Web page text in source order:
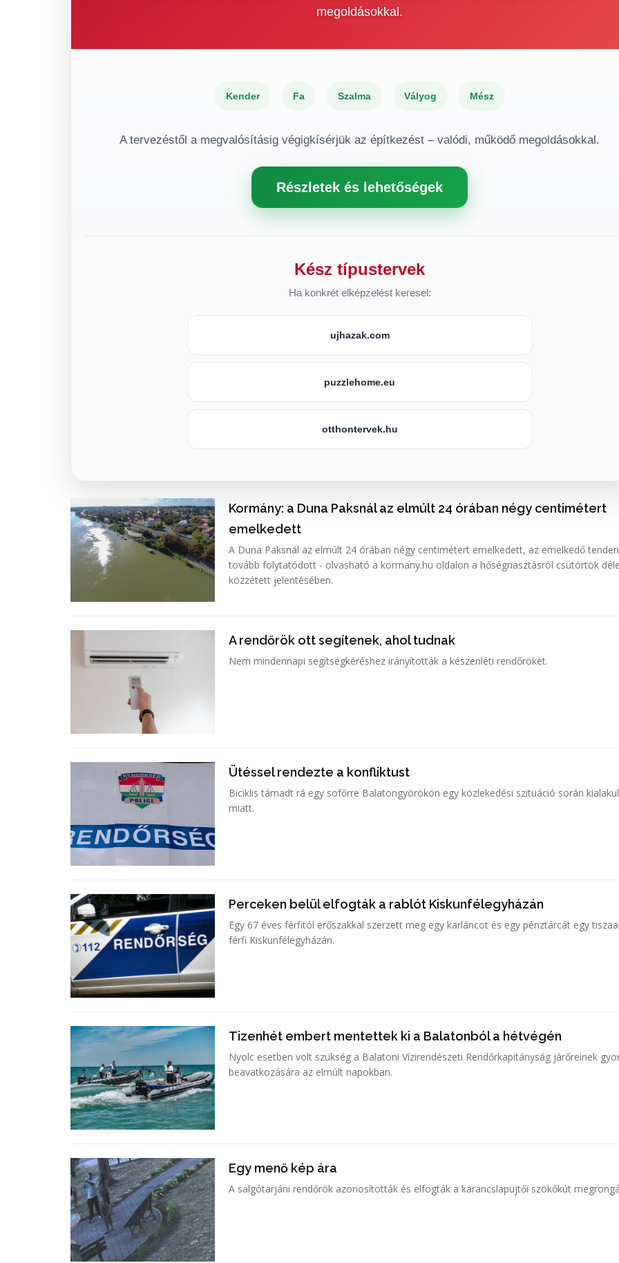
megoldásokkal.
Kender Fa Szalma Vályog Mész
A tervezéstől a megvalósításig végigkísérjük az építkezést – valódi, működő megoldásokkal.
Részletek és lehetőségek
Kész típustervek
Ha konkrét elképzelést keresel:
ujhazak.com
puzzlehome.eu
otthontervek.hu
Kormány: a Duna Paksnál az elmúlt 24 órában négy centimétert
emelkedett
A Duna Paksnál az elmúlt 24 órában négy centimétert emelkedett, az emelkedő
tovább folytatódott - olvasható a kormany.hu oldalon a hőségriasztásról csütörtök
közzétett jelentésében.
A rendőrök ott segítenek, ahol tudnak
Nem mindennapi segítségkéréshez irányították a készenléti rendőröket.
Ütéssel rendezte a konfliktust
Biciklis támadt rá egy sofőrre Balatongyörökön egy közlekedési szituáció során
miatt.
Perceken belül elfogták a rablót Kiskunfélegyházán
Egy 67 éves férfitól erőszakkal szerzett meg egy karláncot és egy pénztárcát egy
férfi Kiskunfélegyházán.
Tizenhét embert mentettek ki a Balatonból a hétvégén
Nyolc esetben volt szükség a Balatoni Vízirendészeti Rendőrkapitányság járőreinek
beavatkozására az elmúlt napokban.
Egy menő kép ára
A salgótarjáni rendőrök azonosították és elfogták a karancslapujtői szökőkút